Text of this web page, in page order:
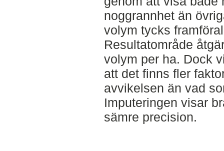
noggrannhet än
volym tycks
Resultatområde
volym per ha. Dock
att det finns fler
avvikelsen än vad
Imputeringen visar
sämre precision.